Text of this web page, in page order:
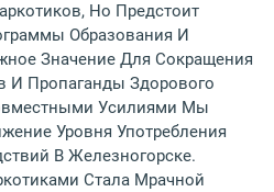
Но Предстоит
Образования И
Значение Для Сокращения
И Пропаганды Здорового
Усилиями Мы
Уровня Употребления
В Железногорске.
Стала Мрачной